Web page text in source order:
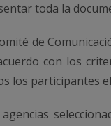
toda la
de
con los
los participantes el
agencias